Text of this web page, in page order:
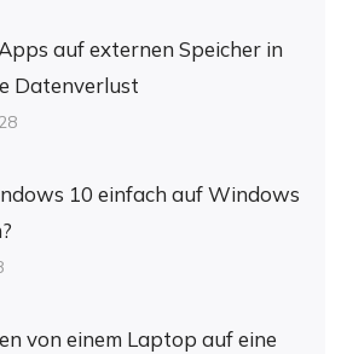
auf externen Speicher in
Datenverlust
10 einfach auf Windows
von einem Laptop auf eine